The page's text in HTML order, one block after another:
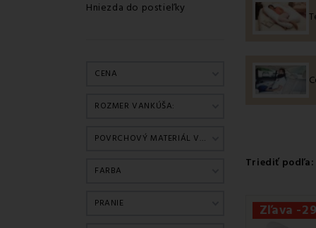
Hniezda do postieľky
CENA
ROZMER VANKÚŠA:
POVRCHOVÝ MATERIÁL VANKÚŠA
FARBA
PRANIE
Anatomické
spánkom.
Tehotenské
počas
Výplne do
Triediť podľa:
Zľava -